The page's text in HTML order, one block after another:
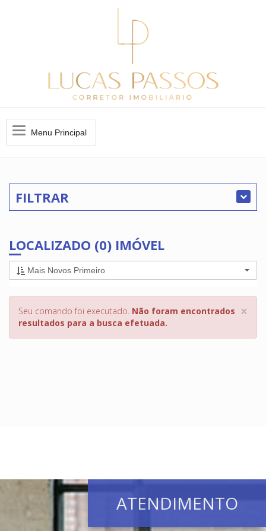
MenuMenu Principal
FILTRAR
LOCALIZADO (0) IMÓVEL
Mais Novos Primeiro
×
Seu comando foi executado. Não foram encontrados
resultados para a busca efetuada.
ATENDIMENTO